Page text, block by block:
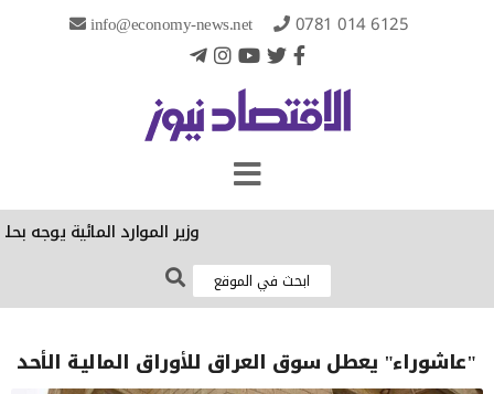
info@economy-news.net 0781 014 6125
وزير الموارد المائية يوجه
"عاشوراء" يعطل سوق العراق للأوراق المالية الأحد